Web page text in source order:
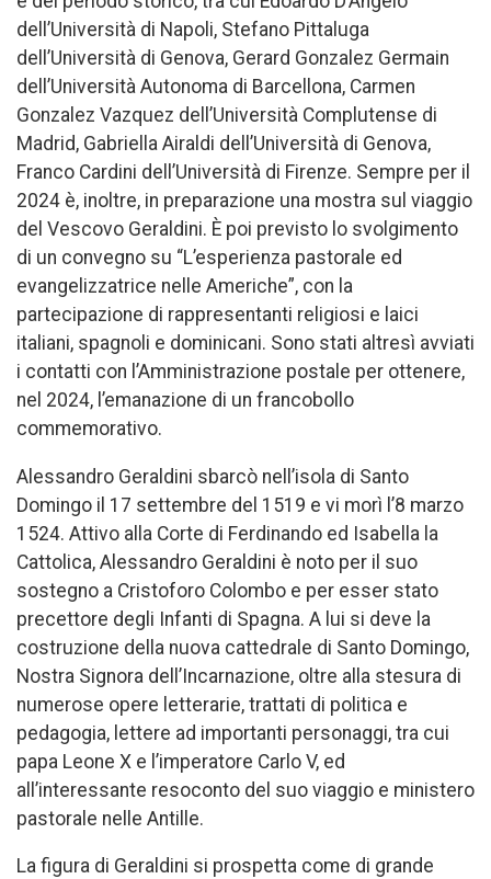
dell’Università di Napoli, Stefano Pittaluga
dell’Università di Genova, Gerard Gonzalez Germain
dell’Università Autonoma di Barcellona, Carmen
Gonzalez Vazquez dell’Università Complutense di
Madrid, Gabriella Airaldi dell’Università di Genova,
Franco Cardini dell’Università di Firenze. Sempre per il
2024 è, inoltre, in preparazione una mostra sul viaggio
del Vescovo Geraldini. È poi previsto lo svolgimento
di un convegno su “L’esperienza pastorale ed
evangelizzatrice nelle Americhe”, con la
partecipazione di rappresentanti religiosi e laici
italiani, spagnoli e dominicani. Sono stati altresì avviati
i contatti con l’Amministrazione postale per ottenere,
nel 2024, l’emanazione di un francobollo
commemorativo.
Alessandro Geraldini sbarcò nell’isola di Santo
Domingo il 17 settembre del 1519 e vi morì l’8 marzo
1524. Attivo alla Corte di Ferdinando ed Isabella la
Cattolica, Alessandro Geraldini è noto per il suo
sostegno a Cristoforo Colombo e per esser stato
precettore degli Infanti di Spagna. A lui si deve la
costruzione della nuova cattedrale di Santo Domingo,
Nostra Signora dell’Incarnazione, oltre alla stesura di
numerose opere letterarie, trattati di politica e
pedagogia, lettere ad importanti personaggi, tra cui
papa Leone X e l’imperatore Carlo V, ed
all’interessante resoconto del suo viaggio e ministero
pastorale nelle Antille.
La figura di Geraldini si prospetta come di grande